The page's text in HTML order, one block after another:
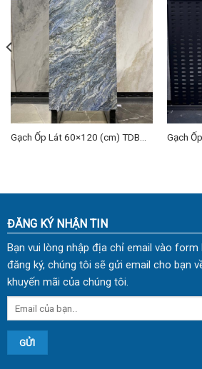
Gạch Ốp Lát 60×120 (cm) TDBM-
Gạch
ĐĂNG KÝ NHẬN TIN
Bạn vui lòng nhập địa chỉ email vào form
đăng ký, chúng tôi sẽ gửi email cho bạn
khuyến mãi của chúng tôi.